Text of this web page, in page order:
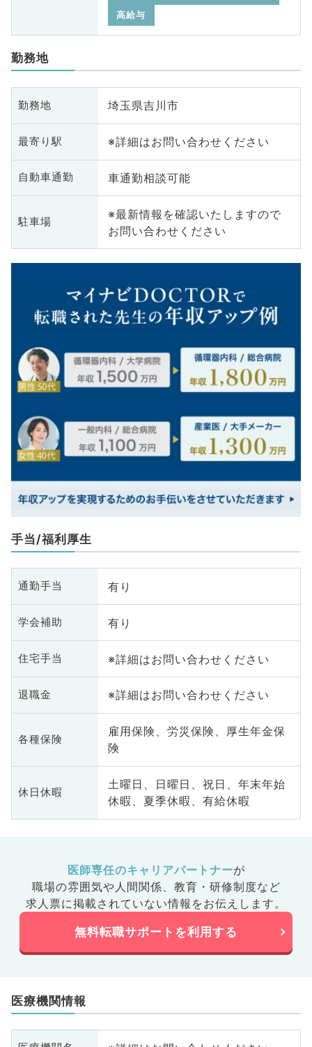
高給与
勤務地
勤務地 埼玉県吉川市
最寄り駅 ※詳細はお問い合わせください
自動車通勤 車通勤相談可能
駐車場
※最新情報を確認いたしますので
お問い合わせください
手当/福利厚生
通勤手当 有り
学会補助 有り
住宅手当 ※詳細はお問い合わせください
退職金 ※詳細はお問い合わせください
各種保険
雇用保険、労災保険、厚生年金保
険
休日休暇
土曜日、日曜日、祝日、年末年始
休暇、夏季休暇、有給休暇
医師専任のキャリアパートナーが
職場の雰囲気や人間関係、 教育・研修制度など
求人票に掲載されていない情報をお伝えします。
無料転職サポートを利用する
医療機関情報